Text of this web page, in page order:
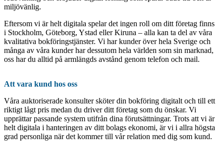
miljövänlig.
Eftersom vi är helt digitala spelar det ingen roll om ditt företag finns
i Stockholm, Göteborg, Ystad eller Kiruna – alla kan ta del av våra
kvalitativa bokföringstjänster. Vi har kunder över hela Sverige och
många av våra kunder har dessutom hela världen som sin marknad,
oss har du alltid på armlängds avstånd genom telefon och mail.
Att vara kund hos oss
Våra auktoriserade konsulter sköter din bokföring digitalt och till ett
riktigt lågt pris medan du driver ditt företag som du önskar. Vi
upprättar passande system utifrån dina förutsättningar. Trots att vi är
helt digitala i hanteringen av ditt bolags ekonomi, är vi i allra högsta
grad personliga när det kommer till vår relation med dig som kund.